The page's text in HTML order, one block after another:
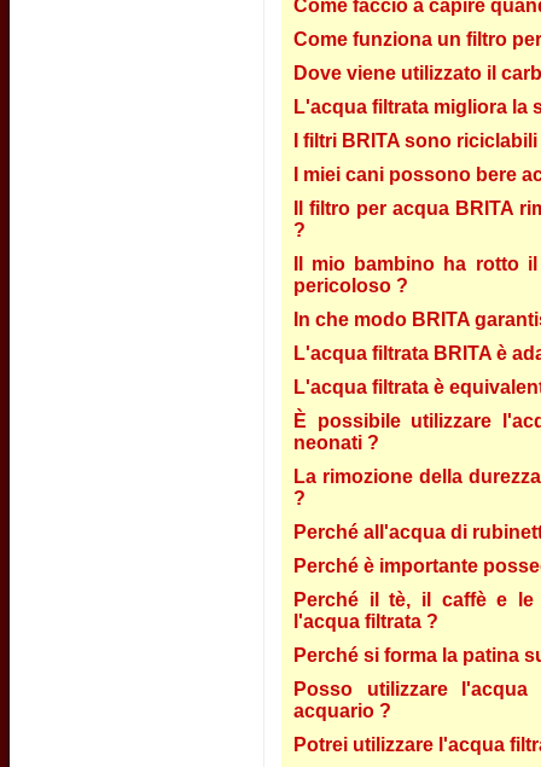
Come faccio a capire
Come funziona un filtro
Dove viene utilizzato il
L'acqua filtrata migliora la
I filtri BRITA sono
I miei cani possono bere
Il filtro per acqua BRITA
?
Il mio bambino ha rotto
pericoloso ?
In che modo BRITA
L'acqua filtrata BRITA è
L'acqua filtrata è
È possibile utilizzare
neonati ?
La rimozione della
?
Perché all'acqua di
Perché è importante
Perché il tè, il caffè e
l'acqua filtrata ?
Perché si forma la patina
Posso utilizzare
acquario ?
Potrei utilizzare l'acqua